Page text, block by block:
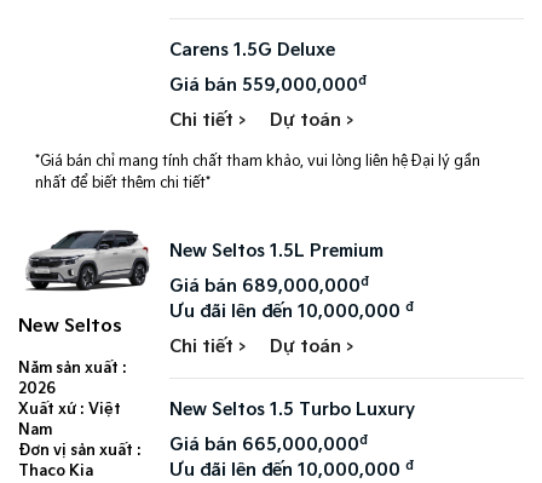
Carens 1.5G Deluxe
Giá bán 559,000,000đ
Chi tiết > Dự toán >
*Giá bán chỉ mang tính chất tham khảo, vui lòng liên hệ Đại lý gần
nhất để biết thêm chi tiết*
New Seltos
Năm sản xuất :
2026
Xuất xứ : Việt
Nam
Đơn vị sản xuất :
Thaco Kia
New Seltos 1.5L Premium
Giá bán 689,000,000đ
Ưu đãi lên đến 10,000,000đ
Chi tiết > Dự toán >
New Seltos 1.5 Turbo Luxury
Giá bán 665,000,000đ
Ưu đãi lên đến 10,000,000đ